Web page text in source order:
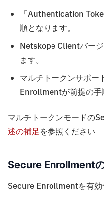
「Authentication
順となります。
Netskope Clientバー
ます。
マルチトークンサポー
Enrollmentが前提の手
マルチトークンモードの
述の補足を参照ください
Secure Enrollmentの
Secure Enrollmentを有効